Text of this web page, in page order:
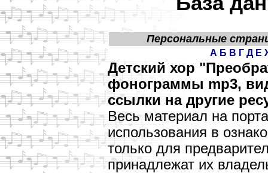
Персональные
А Б В Г Д Е
Детский хор
фонограммы mp3,
ссылки на другие
Весь материал на
использования в
только для
принадлежат их